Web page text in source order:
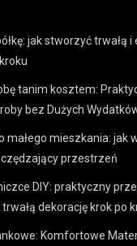
jak stworzyć trwałą
tanim kosztem:
bez Dużych
małego mieszkania: jak
przestrzeń
DIY: praktyczny
dekorację krok po
Komfortowe